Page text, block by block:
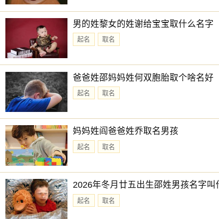
男的姓黎女的姓谢给宝宝取什么名字
起名 取名
爸爸姓邵妈妈姓何双胞胎取个啥名好
起名 取名
妈妈姓阎爸爸姓乔取名男孩
起名 取名
2026年冬月廿五出生邵姓男孩名字叫
起名 取名